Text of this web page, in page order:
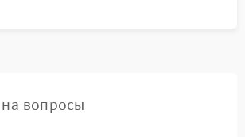
на вопросы